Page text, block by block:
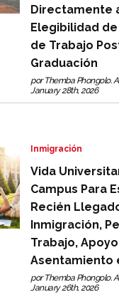
Directamente
Elegibilidad de
de Trabajo
Graduación
por Themba Phongolo.
January 28th, 2026
Inmigración
Vida
Campus Para
Recién
Inmigración,
Trabajo,
Asentamiento
por Themba Phongolo.
January 26th, 2026